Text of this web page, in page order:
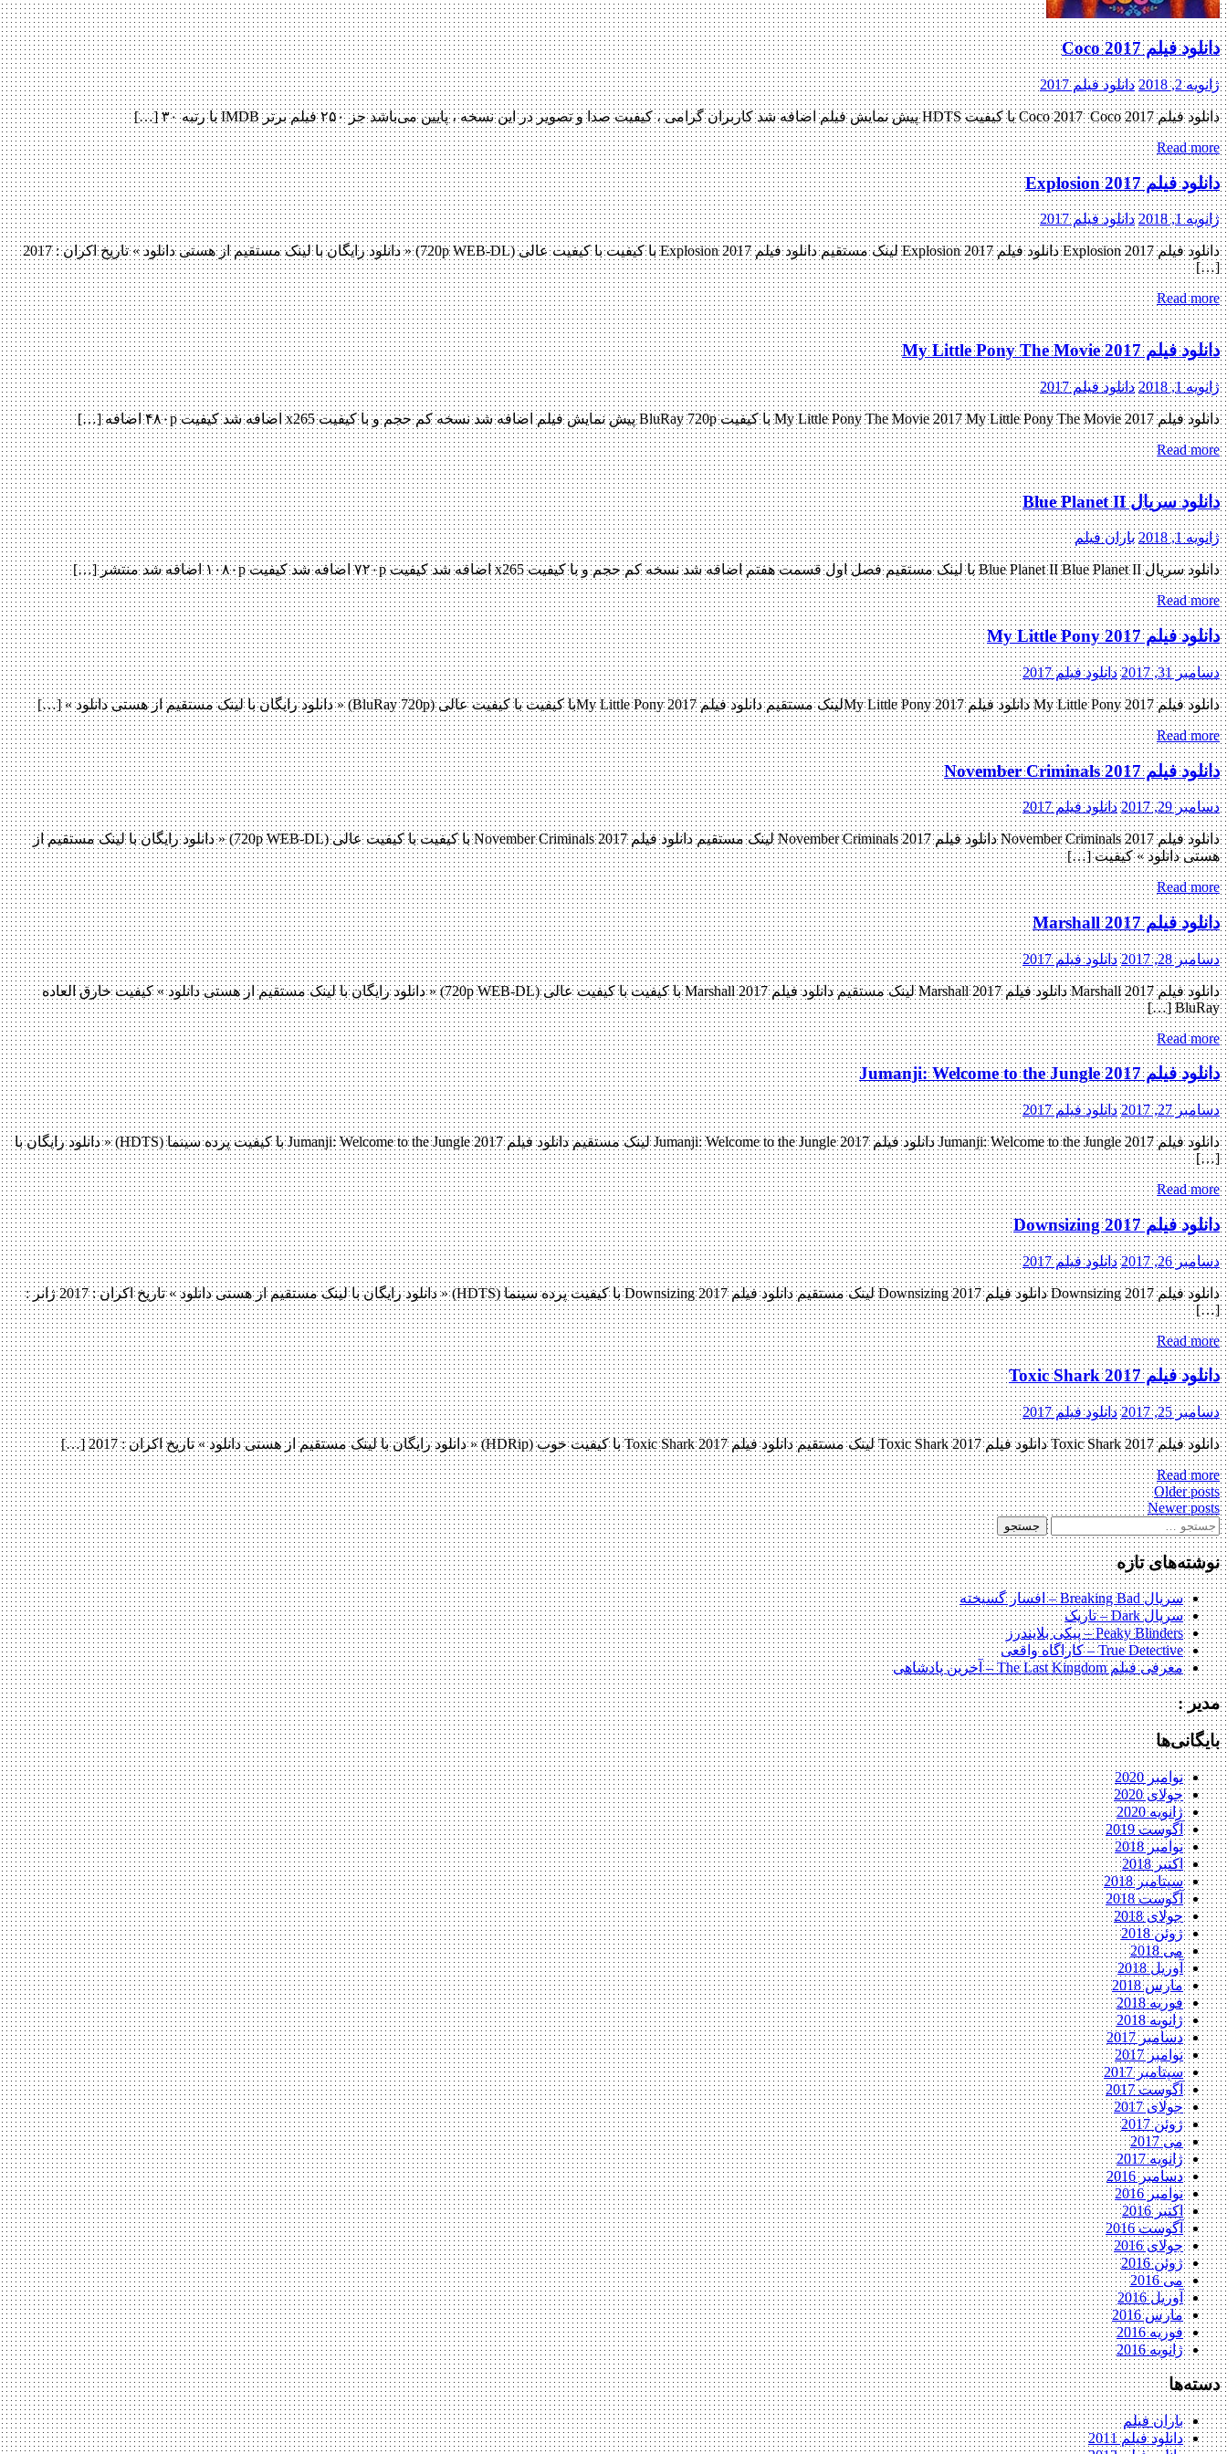
دانلود فیلم Coco 2017
ژانویه 2, 2018 دانلود فیلم 2017
دانلود فیلم Coco 2017 Coco 2017 با کیفیت HDTS پیش نمایش فیلم اضافه شد کاربران گرامی ، کیفیت صدا و تصویر در این نسخه ، پایین می‌باشد جز ۲۵۰ فیلم برتر IMDB با رتبه ۳۰ […]
Read more
دانلود فیلم Explosion 2017
ژانویه 1, 2018 دانلود فیلم 2017
دانلود فیلم Explosion 2017 دانلود فیلم Explosion 2017 لینک مستقیم دانلود فیلم Explosion 2017 با کیفیت با کیفیت عالی (720p WEB-DL) « دانلود رایگان با لینک مستقیم از هستی دانلود » تاریخ اکران : 2017
[…]
Read more
دانلود فیلم My Little Pony The Movie 2017
ژانویه 1, 2018 دانلود فیلم 2017
دانلود فیلم My Little Pony The Movie 2017 My Little Pony The Movie 2017 با کیفیت BluRay 720p پیش نمایش فیلم اضافه شد نسخه کم حجم و با کیفیت x265 اضافه شد کیفیت ۴۸۰p اضافه […]
Read more
دانلود سریال Blue Planet II
ژانویه 1, 2018 باران فیلم
دانلود سریال Blue Planet II Blue Planet II با لینک مستقیم فصل اول قسمت هفتم اضافه شد نسخه کم حجم و با کیفیت x265 اضافه شد کیفیت ۷۲۰p اضافه شد کیفیت ۱۰۸۰p اضافه شد منتشر […]
Read more
دانلود فیلم My Little Pony 2017
دسامبر 31, 2017 دانلود فیلم 2017
دانلود فیلم My Little Pony 2017 دانلود فیلم My Little Pony 2017لینک مستقیم دانلود فیلم My Little Pony 2017با کیفیت با کیفیت عالی (BluRay 720p) « دانلود رایگان با لینک مستقیم از هستی دانلود » […]
Read more
دانلود فیلم November Criminals 2017
دسامبر 29, 2017 دانلود فیلم 2017
دانلود فیلم November Criminals 2017 دانلود فیلم November Criminals 2017 لینک مستقیم دانلود فیلم November Criminals 2017 با کیفیت با کیفیت عالی (720p WEB-DL) « دانلود رایگان با لینک مستقیم از
هستی دانلود » کیفیت […]
Read more
دانلود فیلم Marshall 2017
دسامبر 28, 2017 دانلود فیلم 2017
دانلود فیلم Marshall 2017 دانلود فیلم Marshall 2017 لینک مستقیم دانلود فیلم Marshall 2017 با کیفیت با کیفیت عالی (720p WEB-DL) « دانلود رایگان با لینک مستقیم از هستی دانلود » کیفیت خارق العاده
BluRay […]
Read more
دانلود فیلم Jumanji: Welcome to the Jungle 2017
دسامبر 27, 2017 دانلود فیلم 2017
دانلود فیلم Jumanji: Welcome to the Jungle 2017 دانلود فیلم Jumanji: Welcome to the Jungle 2017 لینک مستقیم دانلود فیلم Jumanji: Welcome to the Jungle 2017 با کیفیت پرده سینما (HDTS) « دانلود رایگان با
[…]
Read more
دانلود فیلم Downsizing 2017
دسامبر 26, 2017 دانلود فیلم 2017
دانلود فیلم Downsizing 2017 دانلود فیلم Downsizing 2017 لینک مستقیم دانلود فیلم Downsizing 2017 با کیفیت پرده سینما (HDTS) « دانلود رایگان با لینک مستقیم از هستی دانلود » تاریخ اکران : 2017 ژانر :
[…]
Read more
دانلود فیلم Toxic Shark 2017
دسامبر 25, 2017 دانلود فیلم 2017
دانلود فیلم Toxic Shark 2017 دانلود فیلم Toxic Shark 2017 لینک مستقیم دانلود فیلم Toxic Shark 2017 با کیفیت خوب (HDRip) « دانلود رایگان با لینک مستقیم از هستی دانلود » تاریخ اکران : 2017 […]
Read more
Posts
navigation
Older posts
Newer posts
جستجو
برای:
نوشته‌های تازه
سریال Breaking Bad – افسار گسیخته
سریال Dark – تاریک
Peaky Blinders – پیکی بلایندرز
True Detective – کاراگاه واقعی
معرفی فیلم The Last Kingdom – آخرین پادشاهی
مدیر :
بایگانی‌ها
نوامبر 2020
جولای 2020
ژانویه 2020
آگوست 2019
نوامبر 2018
اکتبر 2018
سپتامبر 2018
آگوست 2018
جولای 2018
ژوئن 2018
می 2018
آوریل 2018
مارس 2018
فوریه 2018
ژانویه 2018
دسامبر 2017
نوامبر 2017
سپتامبر 2017
آگوست 2017
جولای 2017
ژوئن 2017
می 2017
ژانویه 2017
دسامبر 2016
نوامبر 2016
اکتبر 2016
آگوست 2016
جولای 2016
ژوئن 2016
می 2016
آوریل 2016
مارس 2016
فوریه 2016
ژانویه 2016
دسته‌ها
باران فیلم
دانلود فیلم 2011